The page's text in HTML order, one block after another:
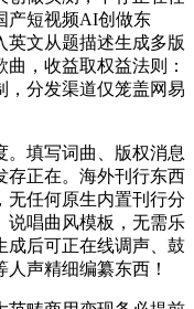
产短视频AI创做东
英文从题描述生成多版
，收益取权益法则：
，分发渠道仅笼盖网易
填写词曲、版权消息
存正在。海外刊行东西
无任何原生内置刊行分
说唱曲风模板，无需乐
成后可正在线调声、鼓
声精细编纂东西！